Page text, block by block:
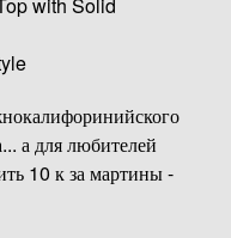
а для любителей
10 к за мартины -